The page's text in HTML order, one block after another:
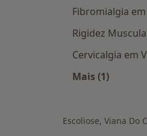
Fibromialgia
Rigidez
Cervicalgia em
Mais (1)
Escoliose, Viana Do